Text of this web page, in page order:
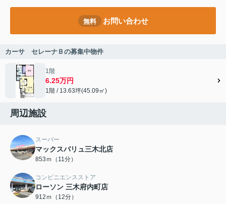
無料 お問い合わせ
カーサ セレーナＢの募集中物件
1階
6.25万円
1階 / 13.63坪(45.09㎡)
周辺施設
スーパー
マックスバリュ三木北店
853ｍ（11分）
コンビニエンスストア
ローソン 三木府内町店
912ｍ（12分）